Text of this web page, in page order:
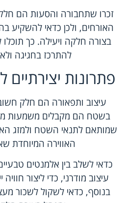
זכרו שתחבורה והסעות הם
האורחים, ולכן כדאי להשקיע
בצורה חלקה ויעילה. כך
להתרכז בחגיגה
פתרונות יצירתיים
עיצוב ותפאורה הם חלק
בשטח הם מקבלים משמעות
שמותאם לתנאי השטח ולמזג
האווירה המיוחדת
כדאי לשלב בין אלמנטים
עיצוב מודרני, כדי ליצור
בנוסף, כדאי לשקול לשכור